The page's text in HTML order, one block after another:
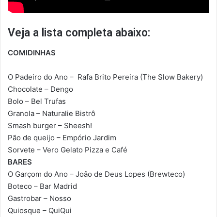
Veja a lista completa abaixo:
COMIDINHAS
O Padeiro do Ano – Rafa Brito Pereira (The Slow Bakery)
Chocolate – Dengo
Bolo – Bel Trufas
Granola – Naturalie Bistrô
Smash burger – Sheesh!
Pão de queijo – Empório Jardim
Sorvete – Vero Gelato Pizza e Café
BARES
O Garçom do Ano – João de Deus Lopes (Brewteco)
Boteco – Bar Madrid
Gastrobar – Nosso
Quiosque – QuiQui